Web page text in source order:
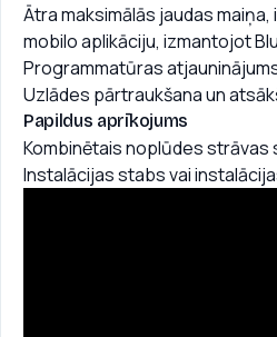
Ātra maksimālās jaudas
mobilo aplikāciju, izmantojot
Programmatūras
Uzlādes pārtraukšana un
Papildus aprīkojums
Kombinētais noplūdes strāvas
Instalācijas stabs vai